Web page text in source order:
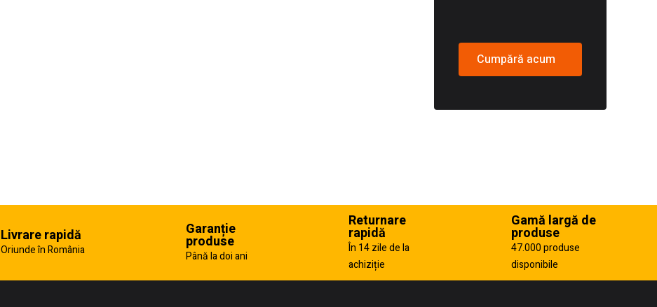
Cumpără acum
Livrare rapidă
Oriunde în România
Garanție
produse
Până la doi ani
Returnare
rapidă
În 14 zile de la
achiziție
Gamă largă de
produse
47.000 produse
disponibile